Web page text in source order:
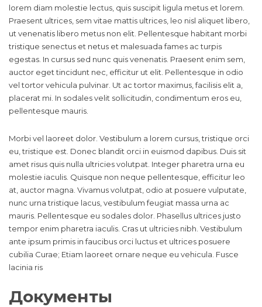
lorem diam molestie lectus, quis suscipit ligula metus et lorem.
Praesent ultrices, sem vitae mattis ultrices, leo nisl aliquet libero,
ut venenatis libero metus non elit. Pellentesque habitant morbi
tristique senectus et netus et malesuada fames ac turpis
egestas. In cursus sed nunc quis venenatis. Praesent enim sem,
auctor eget tincidunt nec, efficitur ut elit. Pellentesque in odio
vel tortor vehicula pulvinar. Ut ac tortor maximus, facilisis elit a,
placerat mi. In sodales velit sollicitudin, condimentum eros eu,
pellentesque mauris.
Morbi vel laoreet dolor. Vestibulum a lorem cursus, tristique orci
eu, tristique est. Donec blandit orci in euismod dapibus. Duis sit
amet risus quis nulla ultricies volutpat. Integer pharetra urna eu
molestie iaculis. Quisque non neque pellentesque, efficitur leo
at, auctor magna. Vivamus volutpat, odio at posuere vulputate,
nunc urna tristique lacus, vestibulum feugiat massa urna ac
mauris. Pellentesque eu sodales dolor. Phasellus ultrices justo
tempor enim pharetra iaculis. Cras ut ultricies nibh. Vestibulum
ante ipsum primis in faucibus orci luctus et ultrices posuere
cubilia Curae; Etiam laoreet ornare neque eu vehicula. Fusce
lacinia ris
Документы